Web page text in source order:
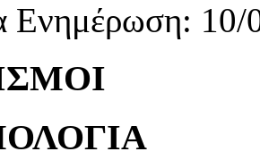
Ενημέρωση: